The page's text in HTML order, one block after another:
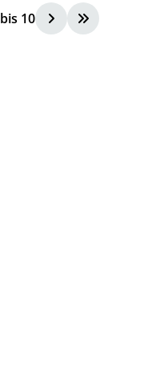
bis 10